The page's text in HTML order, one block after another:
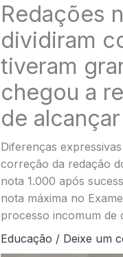
Redações
dividiram
tiveram
chegou a
de
Diferenças
correção da redação
nota 1.000 após
nota máxima no
processo incomum de
Educação / Deixe um